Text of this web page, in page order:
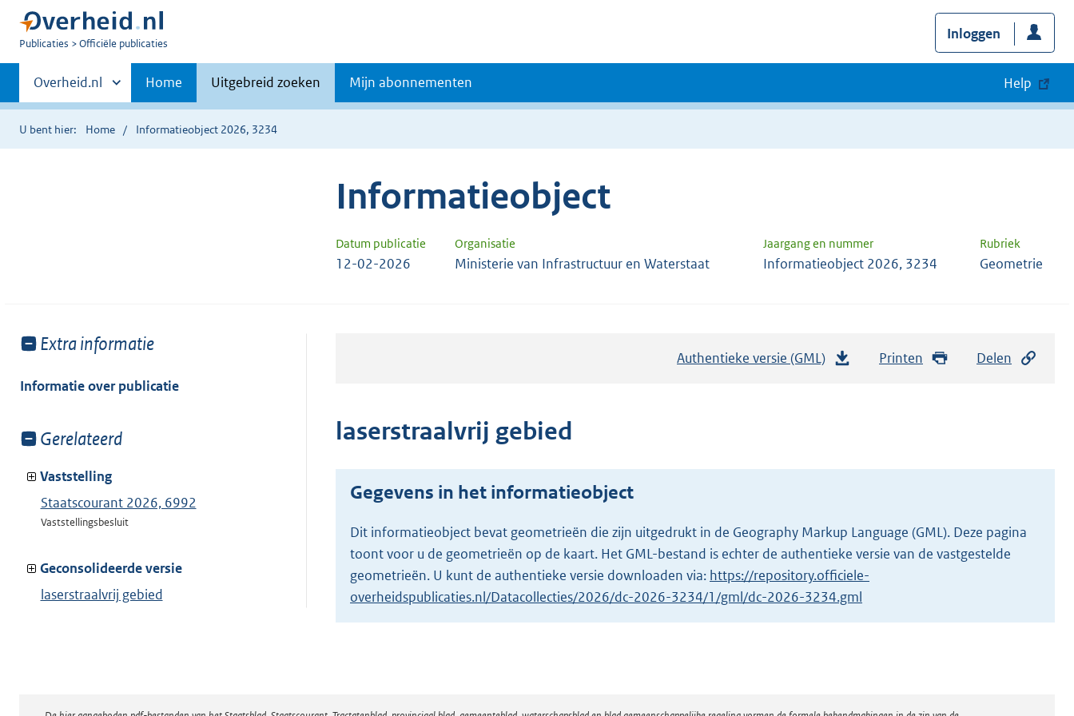
U
Publicaties Officiële publicaties
Inloggen
Primaire
navigatie
Andere
sites
binnen
Overheid.nl Home Uitgebreid zoeken Mijn abonnementen Help
U bent hier: Home Informatieobject 2026, 3234
Informatieobject
Datum publicatie Organisatie Jaargang en nummer Rubriek
12-02-2026 Ministerie van Infrastructuur en Waterstaat Informatieobject 2026, 3234 Geometrie
Toon
van:
Extra informatie
Informatie over publicatie
Toon
van:
Gerelateerd
Vaststelling
Staatscourant 2026, 6992
Vaststellingsbesluit
Geconsolideerde versie
laserstraalvrij gebied
Authentieke versie (GML)
n
g
r
o
o
Printen Delen
laserstraalvrij gebied
Gegevens in het informatieobject
Dit informatieobject bevat geometrieën die zijn uitgedrukt in de Geography Markup Language (GML). Deze pagina
toont voor u de geometrieën op de kaart. Het GML-bestand is echter de authentieke versie van de vastgestelde
geometrieën. U kunt de authentieke versie downloaden via: https://repository.officiele-
overheidspublicaties.nl/Datacollecties/2026/dc-2026-3234/1/gml/dc-2026-3234.gml